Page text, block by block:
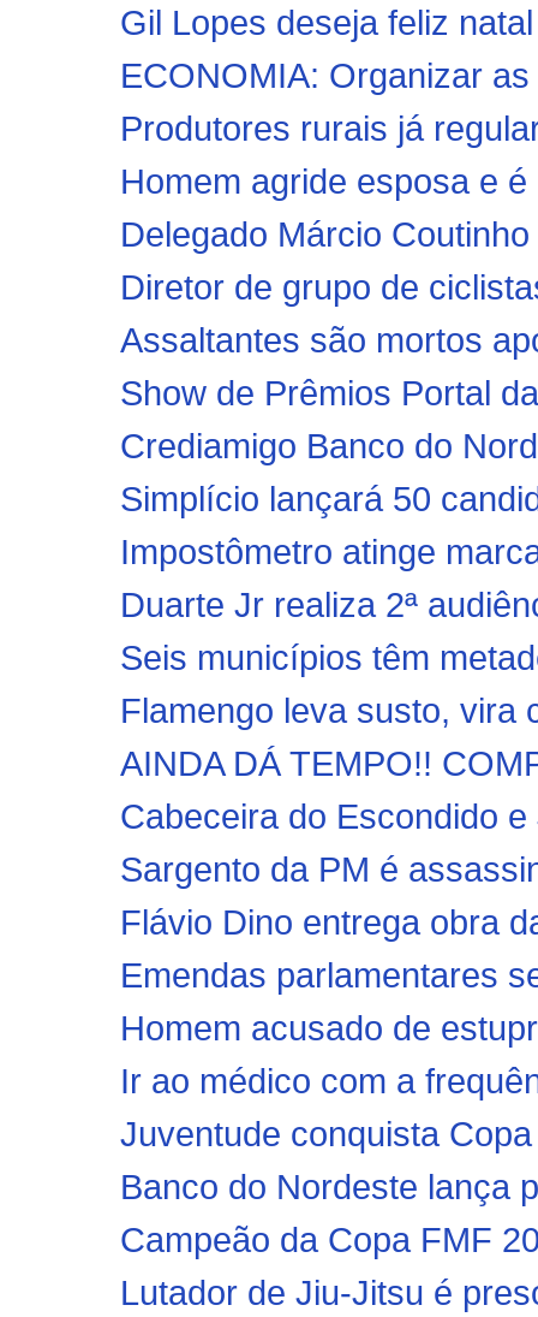
Gil Lopes deseja feliz
ECONOMIA: Organizar
Produtores rurais já
Homem agride esposa e
Delegado Márcio
Diretor de grupo de
Assaltantes são mortos
Show de Prêmios Portal
Crediamigo Banco do
Simplício lançará 50
Impostômetro atinge
Duarte Jr realiza 2ª
Seis municípios têm
Flamengo leva susto, vira
AINDA DÁ TEMPO!!
Cabeceira do Escondido
Sargento da PM é
Flávio Dino entrega obra
Emendas parlamentares
Homem acusado de
Ir ao médico com a
Juventude conquista
Banco do Nordeste lança
Campeão da Copa FMF
Lutador de Jiu-Jitsu é